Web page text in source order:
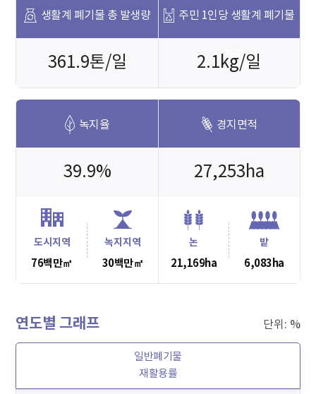
생활계 폐기물 총 발생량
361.9톤/일
주민 1인당 생활계 폐기물
배출량
2.1kg/일
녹지율
39.9%
도시지역
76백만㎡
녹지지역
30백만㎡
경지면적
27,253ha
논
21,169ha
밭
6,083ha
연도별 그래프 단위: %
일반폐기물
재활용률